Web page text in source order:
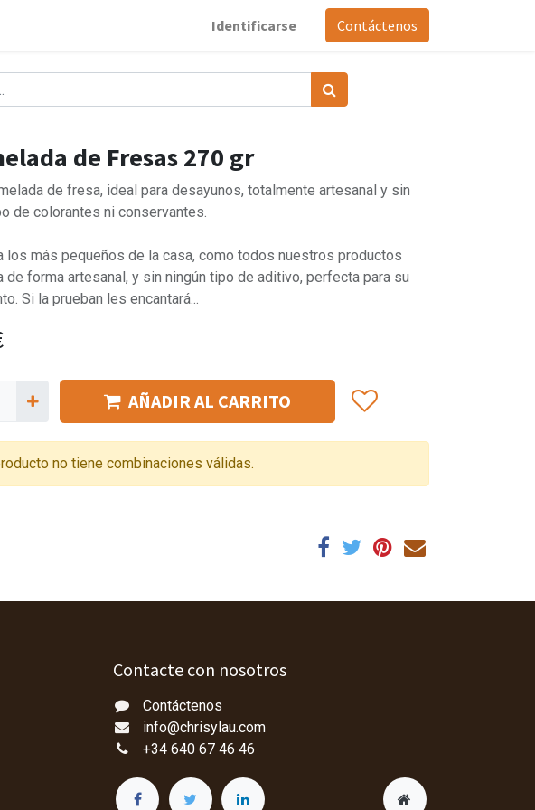
Identificarse Contáctenos
de Fresas 270 gr
de fresa, ideal para desayunos, totalmente artesanal y sin
de colorantes ni conservantes.
los más pequeños de la casa, como todos nuestros productos
de forma artesanal, y sin ningún tipo de aditivo, perfecta para su
Si la prueban les encantará...
AÑADIR AL CARRITO
no tiene combinaciones válidas.
Contacte con nosotros
Contáctenos
info@chrisylau.com
+34 640 67 46 46